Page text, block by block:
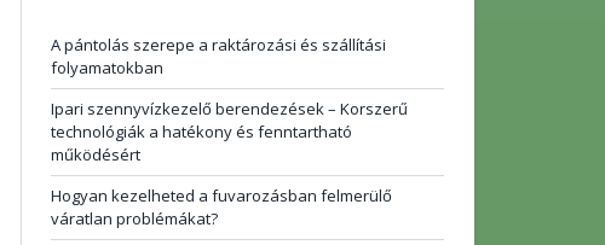
A pántolás szerepe a raktározási és szállítási
folyamatokban
Ipari szennyvízkezelő berendezések – Korszerű
technológiák a hatékony és fenntartható
működésért
Hogyan kezelheted a fuvarozásban felmerülő
váratlan problémákat?